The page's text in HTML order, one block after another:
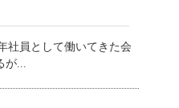
社員として働いてきた会
が...